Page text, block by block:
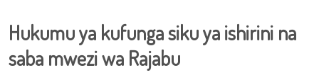
Hukumu ya kufunga siku ya ishirini na
saba mwezi wa Rajabu